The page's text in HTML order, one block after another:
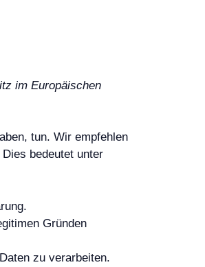
im Europäischen
tun. Wir empfehlen
bedeutet unter
Gründen
zu verarbeiten.